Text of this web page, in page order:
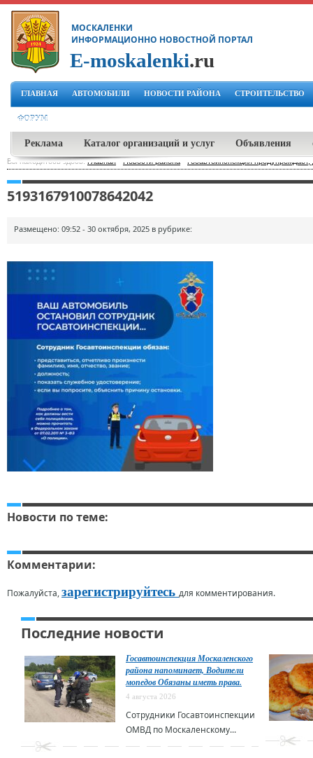
МОСКАЛЕНКИ
ИНФОРМАЦИОННО НОВОСТНОЙ ПОРТАЛ
E-moskalenki.ru
ГЛАВНАЯ АВТОМОБИЛИ НОВОСТИ РАЙОНА СТРОИТЕЛЬСТВО
ФОРУМ
Реклама Каталог организаций и услуг Объявления
Вы находитесь здесь:Главная-Новости района Госавтоинспекция
5193167910078642042
Размещено: 09:52 - 30 октября, 2025 в рубрике:
Новости по теме:
Комментарии:
Пожалуйста,зарегистрируйтесь для комментирования.
Последние новости
Госавтоинспекция Москаленского
района напоминает, Водители
мопедов Обязаны иметь права.
4 августа 2026
Сотрудники Госавтоинспекции
ОМВД по Москаленскому...